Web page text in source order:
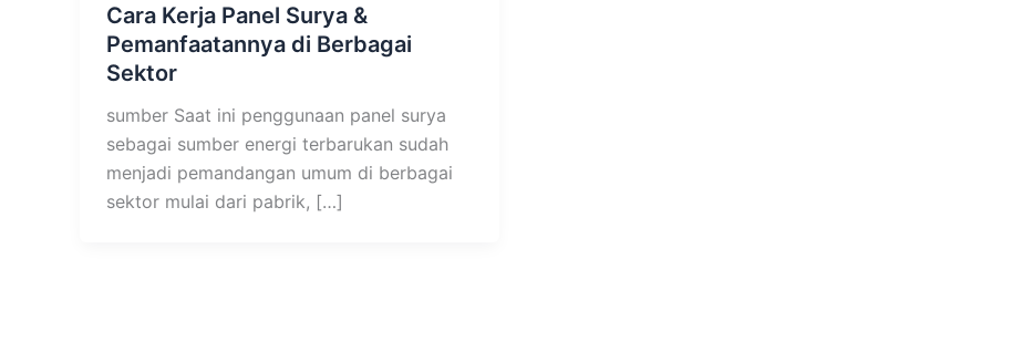
Cara Kerja Panel Surya &
Pemanfaatannya di Berbagai
Sektor
sumber Saat ini penggunaan panel surya
sebagai sumber energi terbarukan sudah
menjadi pemandangan umum di berbagai
sektor mulai dari pabrik, […]